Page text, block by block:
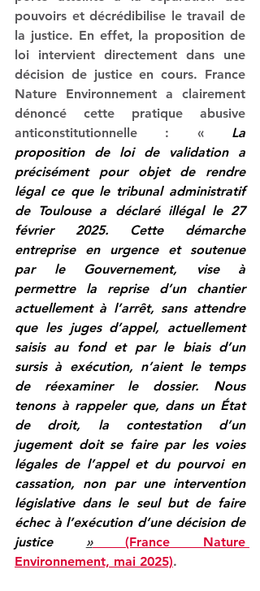
pouvoirs et décrédibilise le travail de
la justice. En effet, la proposition de
loi intervient directement dans une
décision de justice en cours. France
Nature Environnement a clairement
dénoncé cette pratique abusive
anticonstitutionnelle : « La
proposition de loi de validation a
précisément pour objet de rendre
légal ce que le tribunal administratif
de Toulouse a déclaré illégal le 27
février 2025. Cette démarche
entreprise en urgence et soutenue
par le Gouvernement, vise à
permettre la reprise d’un chantier
actuellement à l’arrêt, sans attendre
que les juges d’appel, actuellement
saisis au fond et par le biais d’un
sursis à exécution, n’aient le temps
de réexaminer le dossier. Nous
tenons à rappeler que, dans un État
de droit, la contestation d’un
jugement doit se faire par les voies
légales de l’appel et du pourvoi en
cassation, non par une intervention
législative dans le seul but de faire
échec à l’exécution d’une décision de
justice » (France Nature
Environnement, mai 2025).